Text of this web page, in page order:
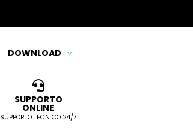
DOWNLOAD
SUPPORTO
ONLINE
SUPPORTO TECNICO 24/7